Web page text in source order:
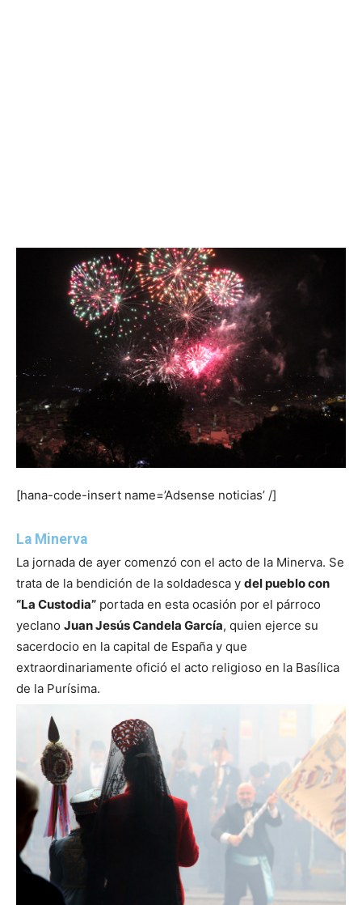
[hana-code-insert name=’Adsense noticias’ /]
La Minerva
La jornada de ayer comenzó con el acto de la Minerva. Se
trata de la bendición de la soldadesca y del pueblo con
“La Custodia” portada en esta ocasión por el párroco
yeclano Juan Jesús Candela García, quien ejerce su
sacerdocio en la capital de España y que
extraordinariamente ofició el acto religioso en la Basílica
de la Purísima.